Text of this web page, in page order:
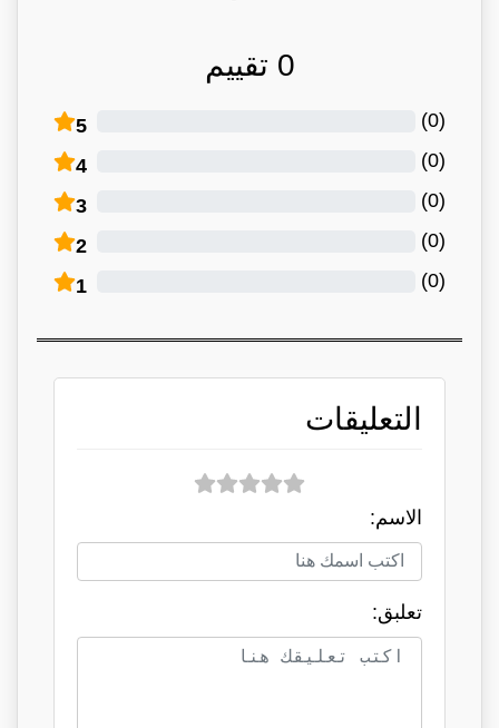
0 تقييم
5 (
0
)
4 (
0
)
3 (
0
)
2 (
0
)
1 (
0
)
التعليقات
الاسم:
تعلبق: